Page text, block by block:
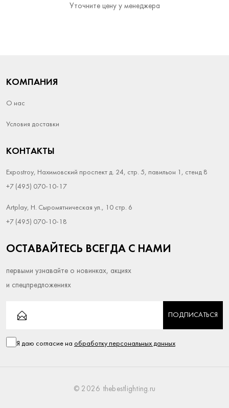
Уточните цену у менеджера
КОМПАНИЯ
О нас
Условия доставки
КОНТАКТЫ
Expostroy, Нахимовский проспект д. 24, стр. 5, павильон 1, стенд 8
+7 (495) 070-10-17
Artplay, Н. Сыромятническая ул., 10 стр. 6
+7 (495) 070-10-18
ОСТАВАЙТЕСЬ ВСЕГДА С НАМИ
первыми узнавайте о новинках, акциях
и спецпредложениях
ПОДПИСАТЬСЯ
Я даю согласие на обработку персональных данных
© 2026 thebestlighting.ru